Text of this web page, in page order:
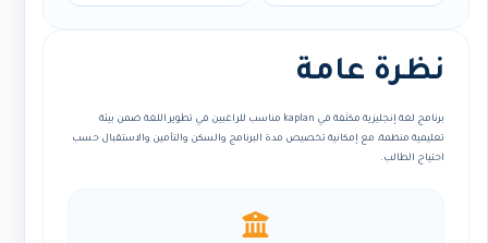
نظرة عامة
برنامج لغة إنجليزية مكثفة في kaplan مناسب للراغبين في تطوير اللغة ضمن بيئة
تعليمية منظمة، مع إمكانية تخصيص مدة البرنامج والسكن والتأمين والاستقبال حسب
احتياج الطالب.